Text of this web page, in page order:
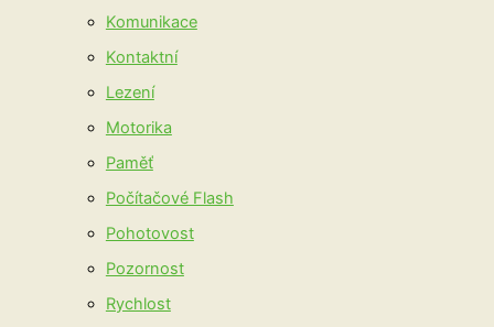
Komunikace
Kontaktní
Lezení
Motorika
Paměť
Počítačové Flash
Pohotovost
Pozornost
Rychlost